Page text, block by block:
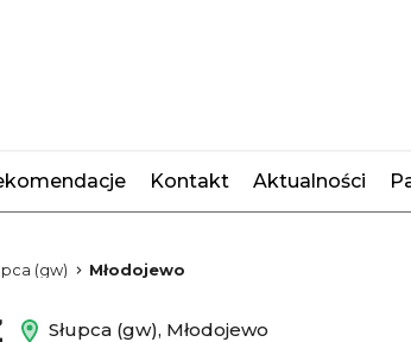
Kontakt Aktualności
(gw) Młodojewo
Słupca (gw), Młodojewo